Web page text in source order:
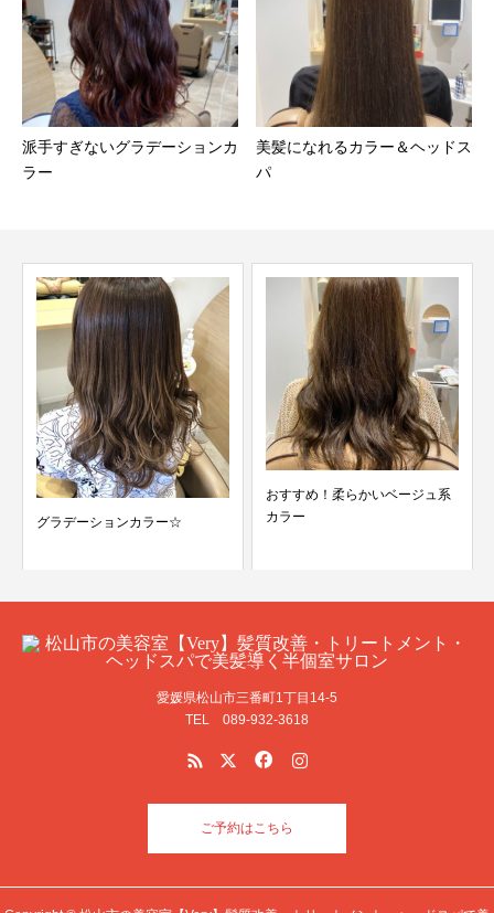
派手すぎないグラデーションカ
ラー
美髪になれるカラー＆ヘッドス
パ
グラデーションカラー☆
おすすめ！柔らかいベージュ系
カラー
愛媛県松山市三番町1丁目14-5
TEL 089-932-3618
ご予約はこちら